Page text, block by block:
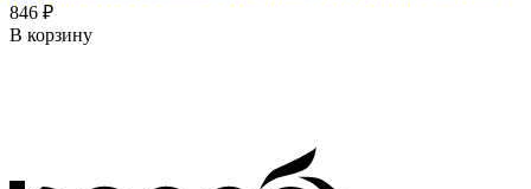
846 ₽
В корзину